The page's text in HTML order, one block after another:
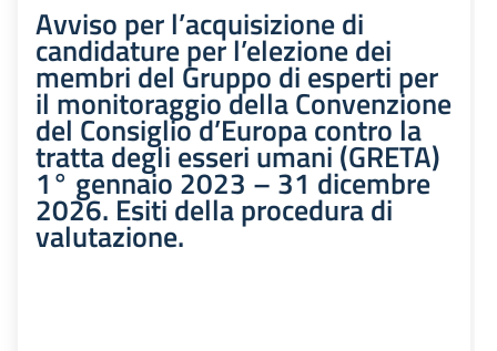
Avviso per l’acquisizione di
candidature per l’elezione dei
membri del Gruppo di esperti per
il monitoraggio della Convenzione
del Consiglio d’Europa contro la
tratta degli esseri umani (GRETA)
1° gennaio 2023 – 31 dicembre
2026. Esiti della procedura di
valutazione.